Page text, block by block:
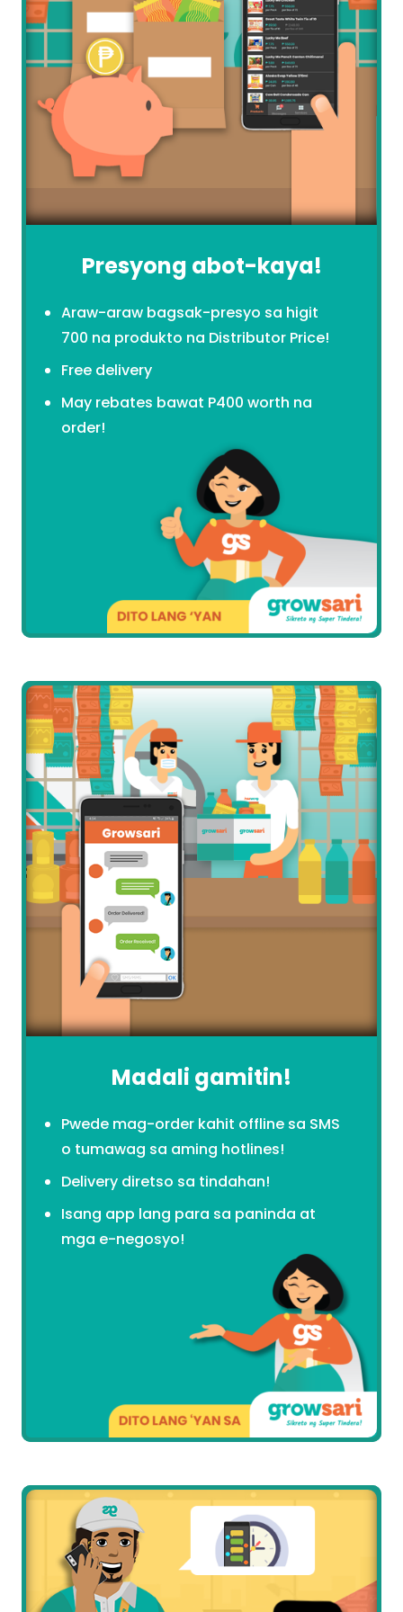
Presyong abot-kaya!
Araw-araw bagsak-presyo sa higit
700 na produkto na Distributor Price!
Free delivery
May rebates bawat P400 worth na
order!
Madali gamitin!
Pwede mag-order kahit offline sa SMS
o tumawag sa aming hotlines!
Delivery diretso sa tindahan!
Isang app lang para sa paninda at
mga e-negosyo!